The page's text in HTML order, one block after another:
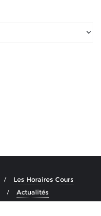
Les Horaires Cours
Actualités